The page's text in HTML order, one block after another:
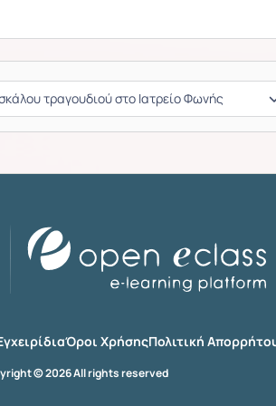
Όροι ΧρήσηςΠολιτική
© 2026 All rights reserved